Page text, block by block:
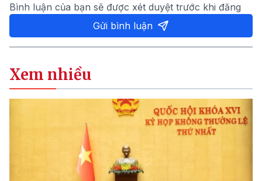
Bình luận của bạn sẽ được xét duyệt trước khi đăng
Gửi bình luận
Xem nhiều